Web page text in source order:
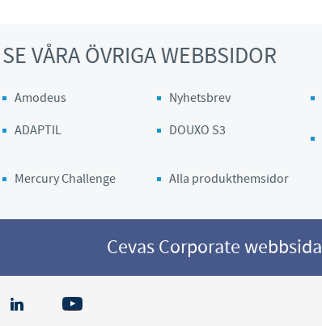
SE VÅRA ÖVRIGA WEBBSIDOR
Amodeus Nyhetsbrev
ADAPTIL
DOUXO S3
Mercury Challenge
Alla produkthemsidor
Cevas Corporate webbsida